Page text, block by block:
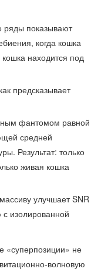
показывают
когда кошка
находится под
предсказывает
фантомом равной
средней
Результат: только
живая кошка
улучшает SNR
с изолированной
«суперпозиции» не
волновую